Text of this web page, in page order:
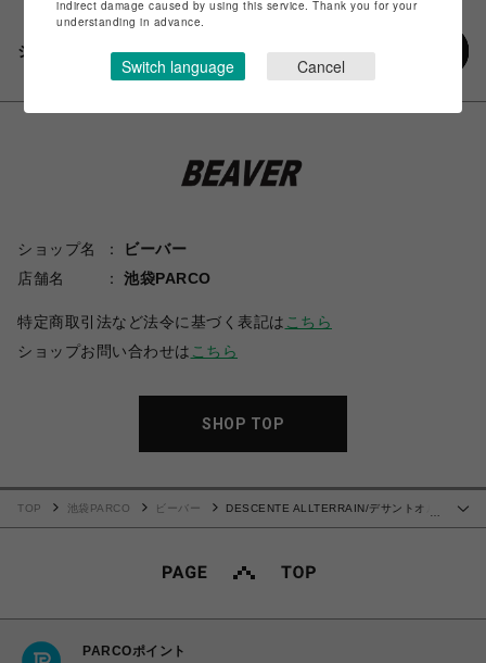
シェアする
ショップ名
ビーバー
店舗名
池袋PARCO
特定商取引法など法令に基づく表記は こちら
ショップお問い合わせは こちら
SHOP TOP
TOP 池袋PARCO ビーバー
DESCENTE ALLTERRAIN/デサントオル
PARCOポイント
indirect damage caused by using this service. Thank you for your
understanding in advance.
Switch language Cancel